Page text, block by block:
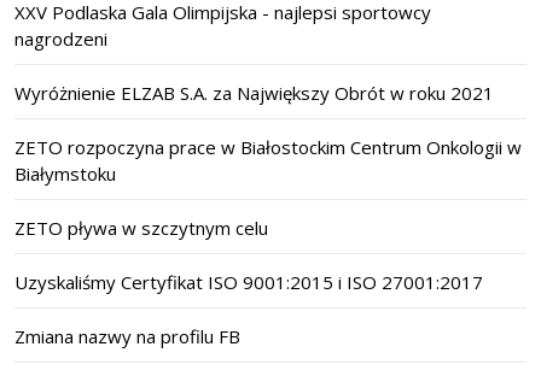
XXV Podlaska Gala Olimpijska - najlepsi sportowcy
nagrodzeni
Wyróżnienie ELZAB S.A. za Największy Obrót w roku 2021
ZETO rozpoczyna prace w Białostockim Centrum Onkologii w
Białymstoku
ZETO pływa w szczytnym celu
Uzyskaliśmy Certyfikat ISO 9001:2015 i ISO 27001:2017
Zmiana nazwy na profilu FB